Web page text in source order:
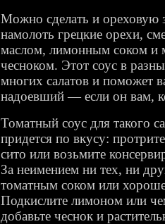
Можно сделать и ореховую
намолоть грецкие орехи,
маслом, лимонным соком и
чесноком. Этот соус в
многих салатов и поможет
надоевший — если он вам,
Томатный соус для такого
придется по вкусу:
сито или возьмите
За неимением ни тех, ни
томатным соком или
Подкислите лимоном или
добавьте чеснок и